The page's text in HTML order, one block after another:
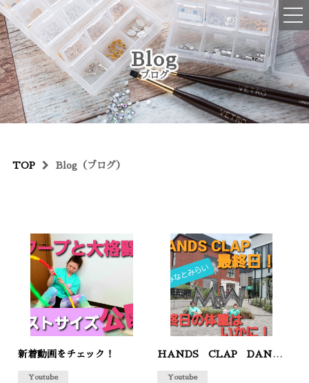
ご予約・お問い合わせはコチラ
045-516-2076
OPEN : 10:00~19:00
CLOSED : 不定休、年末年始
フットネイル
ハンドケア
フットケア
ネイルデザイン
ブログ
Blog
ブログ
TOP Blog（ブログ）
新着動画をチェック！
Youtube
HANDS CLAP DANCE 最終日！体重は減ったのか！？
Youtube